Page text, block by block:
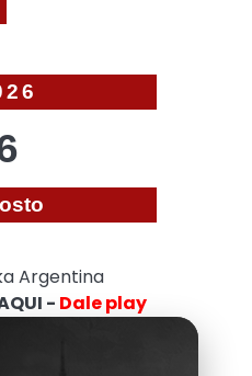
Argentina
- Dale play